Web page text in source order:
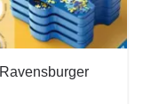
Ravensburger